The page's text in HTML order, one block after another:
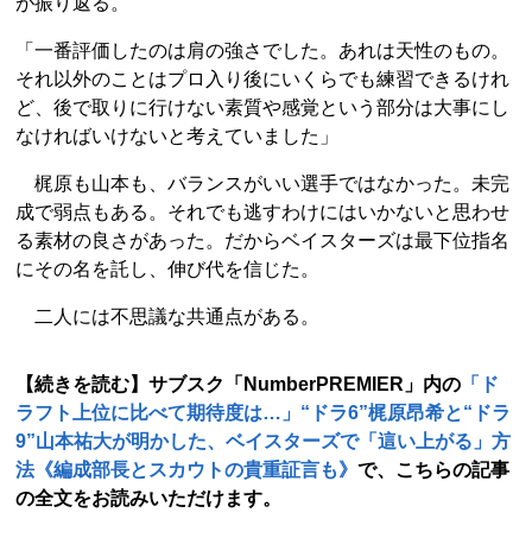
「一番評価したのは肩の強さでした。あれは天性のもの。
それ以外のことはプロ入り後にいくらでも練習できるけれ
ど、後で取りに行けない素質や感覚という部分は大事にし
なければいけないと考えていました」
梶原も山本も、バランスがいい選手ではなかった。未完
成で弱点もある。それでも逃すわけにはいかないと思わせ
る素材の良さがあった。だからベイスターズは最下位指名
にその名を託し、伸び代を信じた。
二人には不思議な共通点がある。
【続きを読む】サブスク「NumberPREMIER」内の 「ド
ラフト上位に比べて期待度は…」“ドラ6”梶原昂希と“ドラ
9”山本祐大が明かした、ベイスターズで「這い上がる」方
法《編成部長とスカウトの貴重証言も》 で、こちらの記事
の全文をお読みいただけます。